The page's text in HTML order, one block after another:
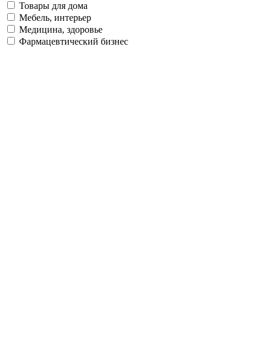
Товары для дома
Мебель, интерьер
Медицина, здоровье
Фармацевтический бизнес